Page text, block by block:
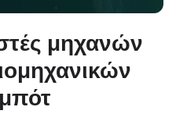
μηχανών